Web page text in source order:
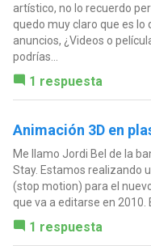
artístico, no lo recuerdo
quedo muy claro que es lo
anuncios, ¿Videos o
podrías...
1 respuesta
Animación 3D en
Me llamo Jordi Bel de la
Stay. Estamos realizando
(stop motion) para el
que va a editarse en 2010.
1 respuesta